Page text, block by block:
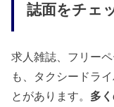
誌面をチェ
求人雑誌、フリー
も、タクシードラ
とがあります。 多